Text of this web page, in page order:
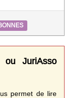
ou JuriAsso
permet de lire